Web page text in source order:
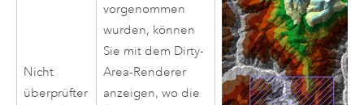
Nicht
überprüfter
vorgenommen
wurden, können
Sie mit dem Dirty-
Area-Renderer
anzeigen, wo die